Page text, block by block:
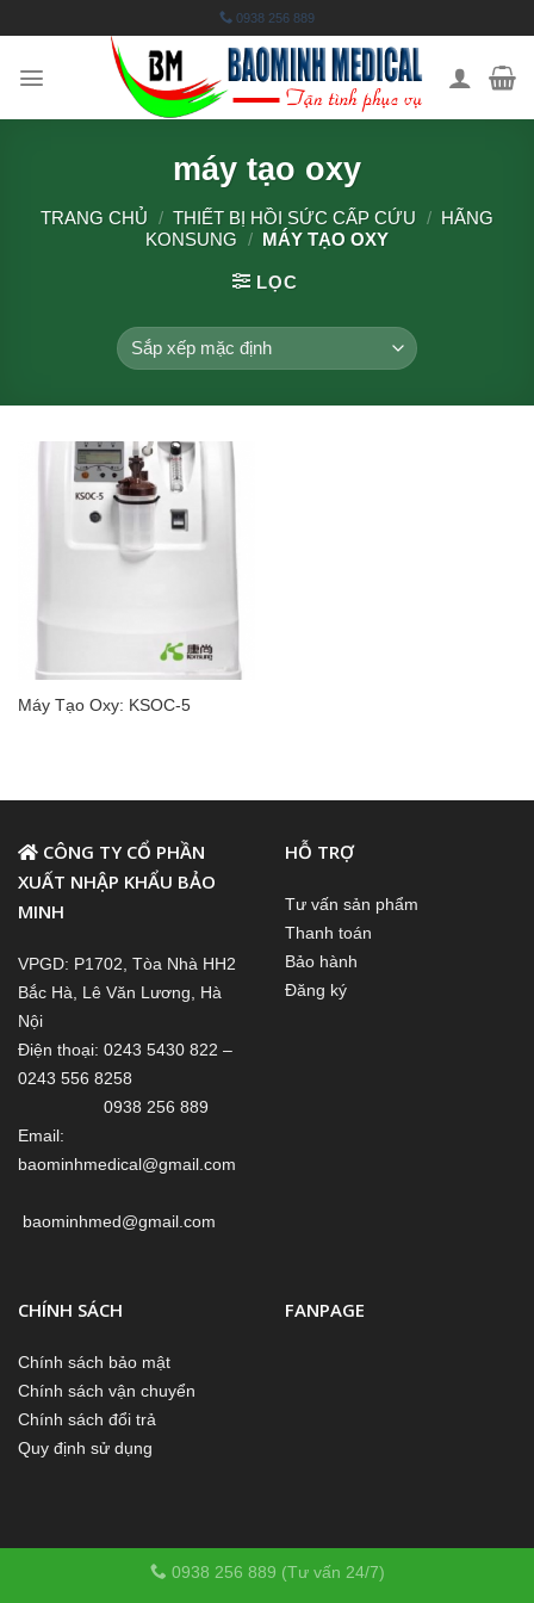
to
content
0938 256 889
máy tạo oxy
TRANG CHỦ / THIẾT BỊ HỒI SỨC CẤP CỨU / HÃNG
KONSUNG / MÁY TẠO OXY
LỌC
Máy Tạo Oxy: KSOC-5
CÔNG TY CỔ PHẦN
XUẤT NHẬP KHẨU BẢO
MINH
VPGD: P1702, Tòa Nhà HH2
Bắc Hà, Lê Văn Lương, Hà
Nội
Điện thoại: 0243 5430 822 –
0243 556 8258
0938 256 889
Email:
baominhmedical@gmail.com
baominhmed@gmail.com
HỖ TRỢ
Tư vấn sản phẩm
Thanh toán
Bảo hành
Đăng ký
CHÍNH SÁCH
Chính sách bảo mật
Chính sách vận chuyển
Chính sách đổi trả
Quy định sử dụng
FANPAGE
0938 256 889 (Tư vấn 24/7)